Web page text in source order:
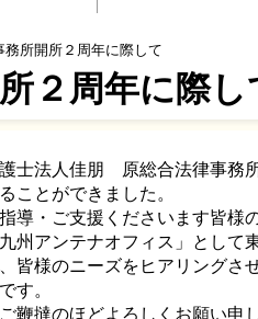
務所開所２周年に際して
２周年に際し
士法人佳朋 原総合法律事務
ことができました。
・ご支援くださいます皆様
州アンテナオフィス」として
皆様のニーズをヒアリング
す。
撻のほどよろしくお願い申し